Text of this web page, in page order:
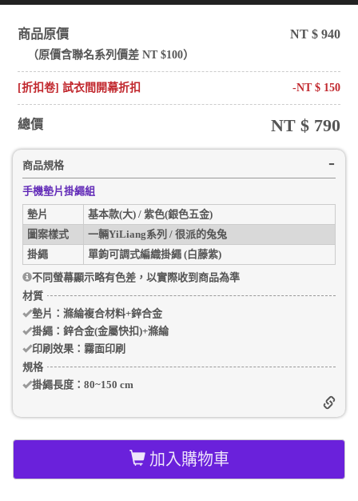
商品原價 NT $940
（原價含聯名系列 價差 NT $100）
[折扣卷] 試衣間開幕折扣 -NT $ 150
總價 NT $ 790
商品規格
手機墊片掛繩組
墊片
基本款(大) / 紫色(銀色五金)
圖案樣式
一輛YiLiang系列 / 很派的兔兔
掛繩
單鉤可調式編織掛繩 (白藤紫)
不同螢幕顯示略有色差，以實際收到商品為準
材質
墊片： 滌綸複合材料+鋅合金
掛繩： 鋅合金(金屬快扣)+滌綸
印刷效果： 霧面印刷
規格
掛繩長度： 80~150 cm
加入購物車